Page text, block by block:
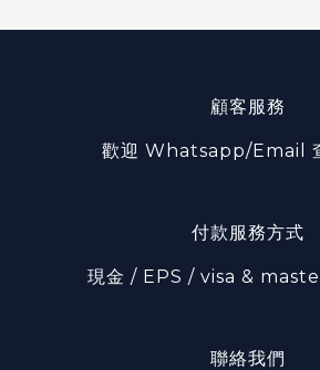
顧客服務
歡迎 Whatsapp/Email
付款服務方式
現金 / EPS / visa &
聯絡我們